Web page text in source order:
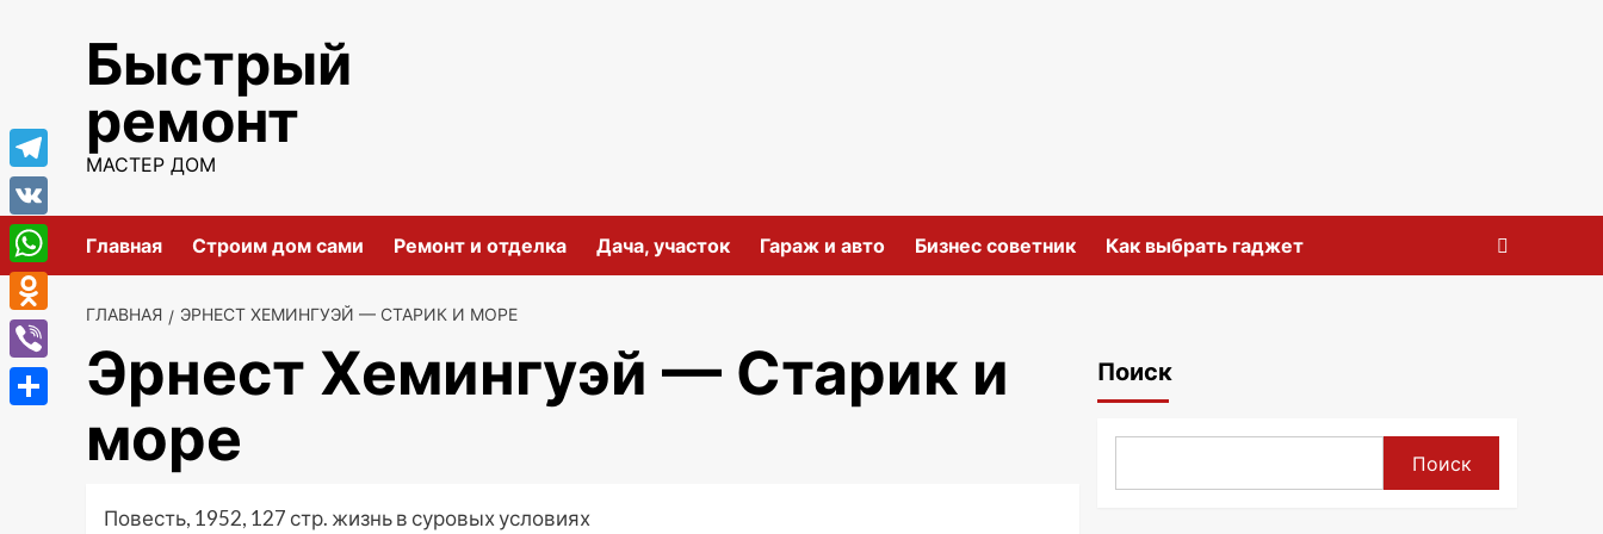
содержимомуБыстрый
ремонт
МАСТЕР ДОМ
Главная Строим дом сами Ремонт и отделка Дача, участок Гараж и авто Бизнес советник Как выбрать гаджет
ГЛАВНАЯ ЭРНЕСТ ХЕМИНГУЭЙ — СТАРИК И МОРЕ
Эрнест Хемингуэй — Старик и
море
Повесть, 1952, 127 стр. жизнь в суровых условиях
Поиск
Поиск
Telegram
VK
WhatsApp
Odnoklassniki
Viber
Отправить